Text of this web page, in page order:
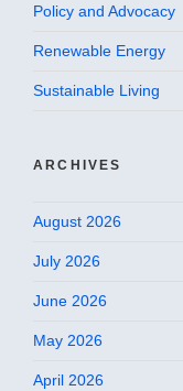
Policy and Advocacy
Renewable Energy
Sustainable Living
ARCHIVES
August 2026
July 2026
June 2026
May 2026
April 2026